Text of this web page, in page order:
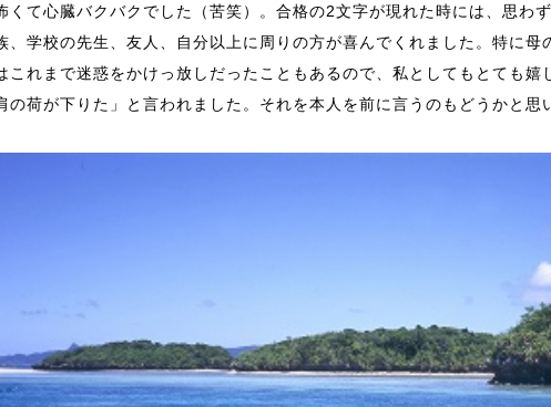
くて心臓バクバクでした（苦笑）。合格の2文字が現れた時には、思わ
、学校の先生、友人、自分以上に周りの方が喜んでくれました。特に母
これまで迷惑をかけっ放しだったこともあるので、私としてもとても嬉
の荷が下りた」と言われました。それを本人を前に言うのもどうかと思